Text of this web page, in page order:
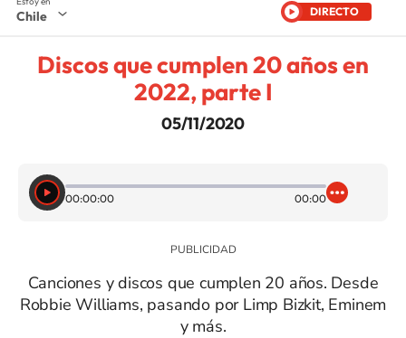
Chile DIRECTO
Discos que cumplen 20 años en
2022, parte I
05/11/2020
00:00:00 00:00
Canciones y discos que cumplen 20 años. Desde
Robbie Williams, pasando por Limp Bizkit, Eminem
y más.